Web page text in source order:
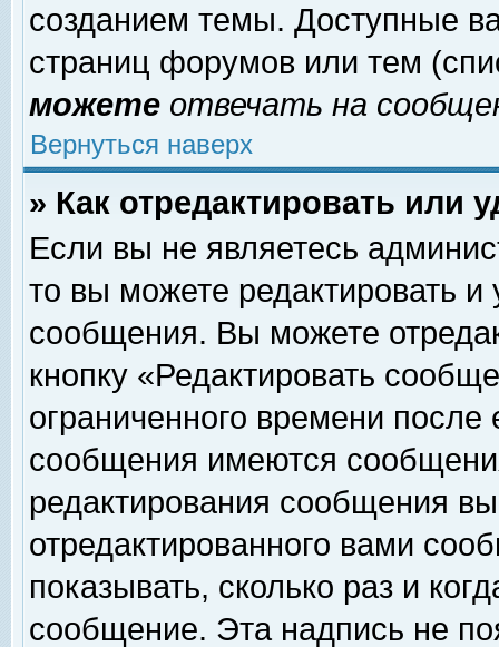
созданием темы. Доступные
страниц форумов или тем
можете отвечать на
Вернуться наверх
» Как отредактировать или
Если вы не являетесь
то вы можете редактировать и
сообщения. Вы можете
кнопку «Редактировать
ограниченного времени
сообщения имеются
редактирования сообщения
отредактированного вами
показывать, сколько раз и
сообщение. Эта надпись не